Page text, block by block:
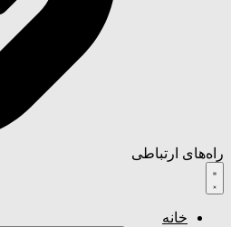
راه‌های ارتباطی
خانه